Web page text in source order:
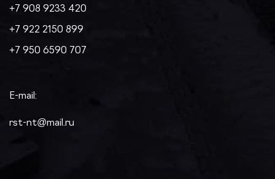
+7 908 9233 420
+7 922 2150 899
+7 950 6590 707
E-mail:
rst-nt@mail.ru